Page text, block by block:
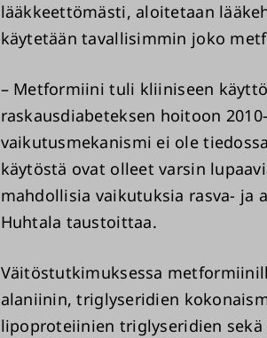
lääkkeettömästi, aloitetaan
käytetään tavallisimmin joko
– Metformiini tuli kliiniseen
raskausdiabeteksen hoitoon
vaikutusmekanismi ei ole
käytöstä ovat olleet varsin
mahdollisia vaikutuksia rasva- ja
Huhtala taustoittaa.
Väitöstutkimuksessa
alaniinin, triglyseridien
lipoproteiinien triglyseridien